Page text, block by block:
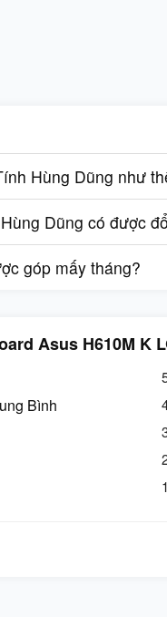
Hùng Dũng như
Dũng có được
góp mấy tháng?
Asus H610M K
Bình
1